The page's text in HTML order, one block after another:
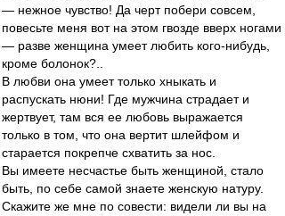
— нежное чувство! Да черт побери совсем,
повесьте меня вот на этом гвозде вверх ногами
— разве женщина умеет любить кого-нибудь,
кроме болонок?..
В любви она умеет только хныкать и
распускать нюни! Где мужчина страдает и
жертвует, там вся ее любовь выражается
только в том, что она вертит шлейфом и
старается покрепче схватить за нос.
Вы имеете несчастье быть женщиной, стало
быть, по себе самой знаете женскую натуру.
Скажите же мне по совести: видели ли вы на